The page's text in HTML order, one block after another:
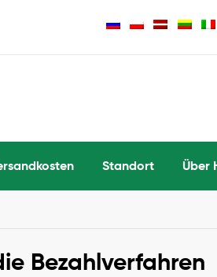
Standort Über
Bezahlverfahren